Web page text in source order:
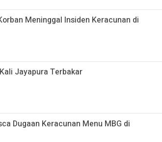
Meninggal Insiden Keracunan di
Jayapura Terbakar
Dugaan Keracunan Menu MBG di